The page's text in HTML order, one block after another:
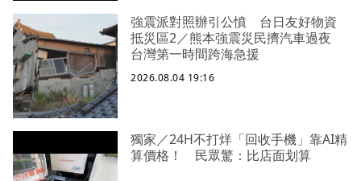
強震派對照辦引公憤 台日友好物資
抵災區2／熊本強震災民擠汽車過夜
台灣第一時間跨海急援
2026.08.04 19:16
獨家／24H不打烊「回收手機」靠AI精
算價格！ 民眾驚：比店面划算